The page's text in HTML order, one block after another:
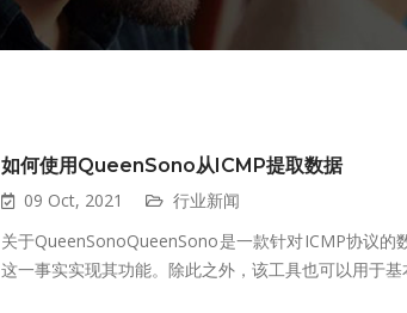
如何使用QueenSono从ICMP提取数据
09 Oct, 2021
行业新闻
关于QueenSonoQueenSono是一款针对ICMP协议
这一事实实现其功能。除此之外，该工具也可以用于基